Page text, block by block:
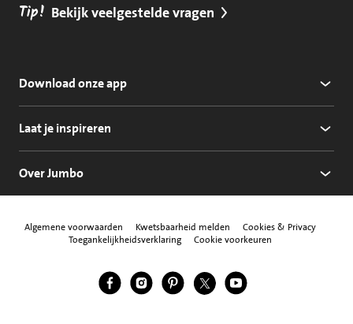
Tip! Bekijk veelgestelde vragen
Download onze app
Laat je inspireren
Over Jumbo
Algemene voorwaarden Kwetsbaarheid melden
Cookies & Privacy
Toegankelijkheidsverklaring
Cookie voorkeuren
Volg ons
Jumbo Facebook
Jumbo Instagram
Jumbo Pinterest
Jumbo Twitter
Jumbo YouTube